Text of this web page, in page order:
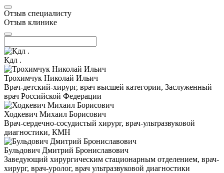
Отзыв специалисту
Отзыв клинике
Кдл .
Трохимчук Николай Ильич
Врач-детский-хирург, врач высшей категории, Заслуженный
врач Российской Федерации
Ходкевич Михаил Борисович
Врач-сердечно-сосудистый хирург, врач-ультразвуковой
диагностики, КМН
Бульдович Дмитрий Брониславович
Заведующий хирургическим стационарным отделением, врач-
хирург, врач-уролог, врач ультразвуковой диагностики